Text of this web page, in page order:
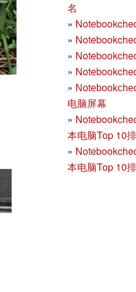
名
»
»
»
»
»
电脑屏幕
»
本电脑Top 10
»
本电脑Top 10